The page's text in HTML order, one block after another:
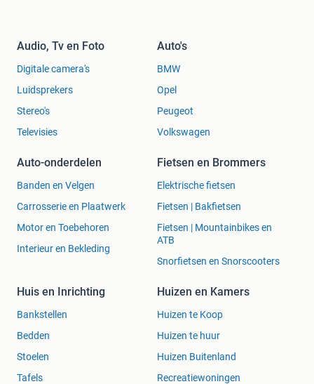
Audio, Tv en Foto
Digitale camera's
Luidsprekers
Stereo's
Televisies
Auto's
BMW
Opel
Peugeot
Volkswagen
Auto-onderdelen
Banden en Velgen
Carrosserie en Plaatwerk
Motor en Toebehoren
Interieur en Bekleding
Fietsen en Brommers
Elektrische fietsen
Fietsen | Bakfietsen
Fietsen | Mountainbikes en
ATB
Snorfietsen en Snorscooters
Huis en Inrichting
Bankstellen
Bedden
Stoelen
Tafels
Huizen en Kamers
Huizen te Koop
Huizen te huur
Huizen Buitenland
Recreatiewoningen